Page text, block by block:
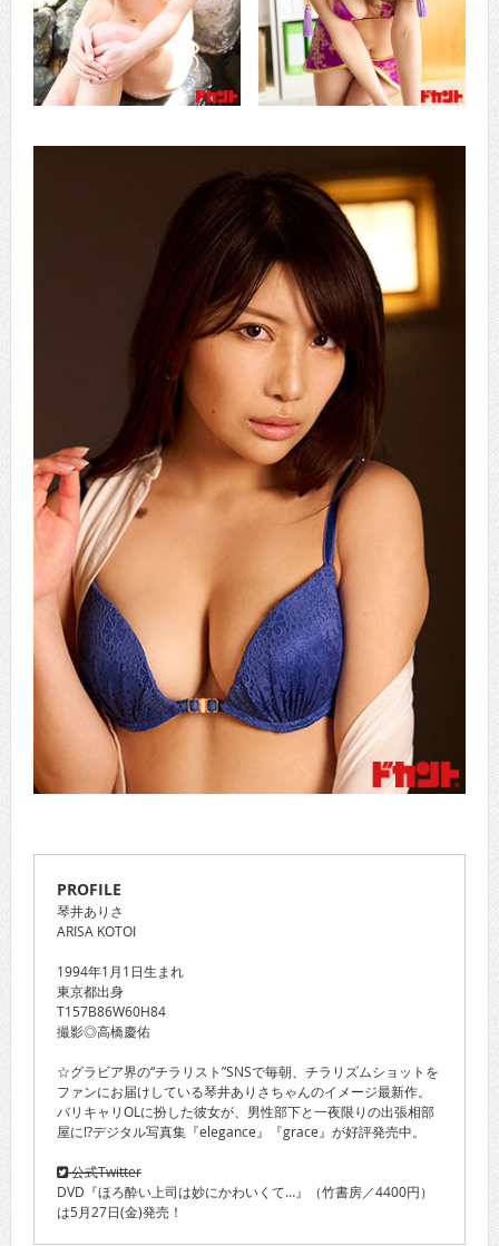
PROFILE
琴井ありさ
ARISA KOTOI
1994年1月1日生まれ
東京都出身
T157B86W60H84
撮影◎高橋慶佑
☆グラビア界の“チラリスト”SNSで毎朝、チラリズムショットを
ファンにお届けしている琴井ありさちゃんのイメージ最新作。
バリキャリOLに扮した彼女が、男性部下と一夜限りの出張相部
屋に!?デジタル写真集『elegance』『grace』が好評発売中。
公式Twitter
DVD『ほろ酔い上司は妙にかわいくて…』（竹書房／4400円）
は5月27日(金)発売！